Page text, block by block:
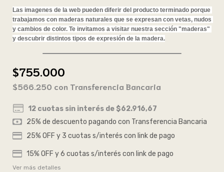
Las imagenes de la web pueden diferir del producto terminado porque
trabajamos con maderas naturales que se expresan con vetas, nudos
y cambios de color. Te invitamos a visitar nuestra sección "maderas"
y descubrir distintos tipos de expresión de la madera.
$755.000
$566.250 con Transferencia Bancaria
12 cuotas sin interés de $62.916,67
Ver más detalles